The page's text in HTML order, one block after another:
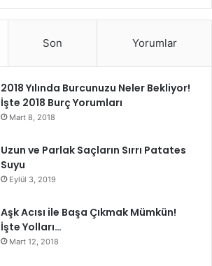
Akne İçin Bal Maskesi
Son Yorumlar
2018 Yılında Burcunuzu Neler Bekliyor!
İşte 2018 Burç Yorumları
Mart 8, 2018
Uzun ve Parlak Saçların Sırrı Patates
Suyu
Eylül 3, 2019
Aşk Acısı ile Başa Çıkmak Mümkün!
İşte Yolları…
Mart 12, 2018